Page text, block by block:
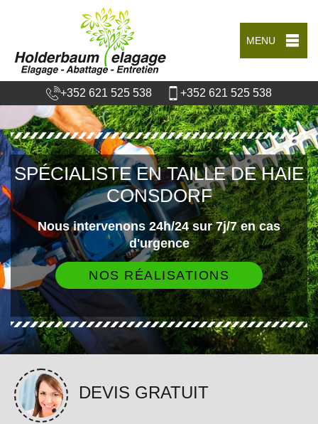
MENU
+352 621 525 538 +352 621 525 538
SPÉCIALISTE EN TAILLE DE HAIE
CONSDORF
Nous intervenons 24h/24 sur 7j/7 en cas
d'urgence
NOS RÉALISATIONS
DEVIS GRATUIT